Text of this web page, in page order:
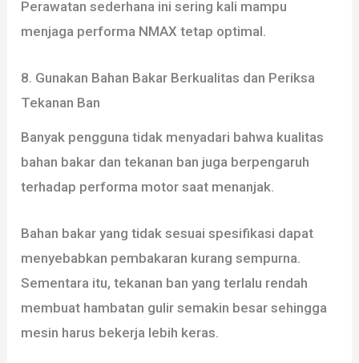
Perawatan sederhana ini sering kali mampu
menjaga performa NMAX tetap optimal.
8. Gunakan Bahan Bakar Berkualitas dan Periksa
Tekanan Ban
Banyak pengguna tidak menyadari bahwa kualitas
bahan bakar dan tekanan ban juga berpengaruh
terhadap performa motor saat menanjak.
Bahan bakar yang tidak sesuai spesifikasi dapat
menyebabkan pembakaran kurang sempurna.
Sementara itu, tekanan ban yang terlalu rendah
membuat hambatan gulir semakin besar sehingga
mesin harus bekerja lebih keras.